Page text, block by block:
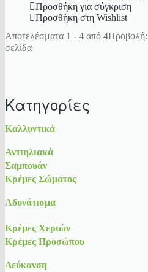
Προσθήκη για σύγκριση
Προσθήκη στη Wishlist
Αποτελέσματα 1 - 4 από 4Προβολή:
σελίδα
Κατηγορίες
Καλλυντικά
Αντιηλιακά
Σαμπουάν
Κρέμες Σώματος
Αδυνάτισμα
Κρέμες Χεριών
Κρέμες Προσώπου
Λεύκανση